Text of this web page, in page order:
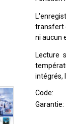
transfert
ni aucun
Lecture
intégrés,
Code
Garantie